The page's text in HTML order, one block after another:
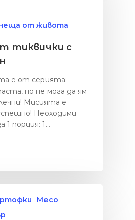
от живота
тиквички с
е от серията:
но не мога да ям
Мисията е
Неоходими
1 порция: 1…
Месо